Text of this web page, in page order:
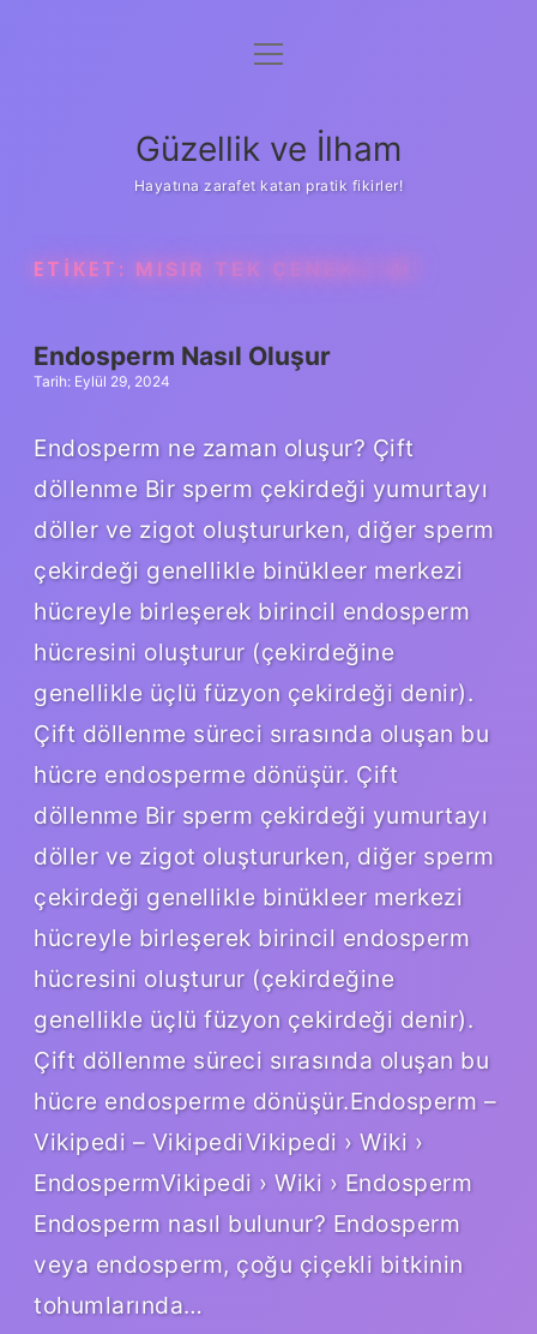
Anasayfa
Yasal Uyarı
menüyü
Güzellik ve İlham
Hayatına zarafet katan pratik fikirler!
ETIKET: MISIR TEK ÇENEKLI MI
Endosperm Nasıl Oluşur
Tarih: Eylül 29, 2024
Endosperm ne zaman oluşur? Çift
döllenme Bir sperm çekirdeği yumurtayı
döller ve zigot oluştururken, diğer sperm
çekirdeği genellikle binükleer merkezi
hücreyle birleşerek birincil endosperm
hücresini oluşturur (çekirdeğine
genellikle üçlü füzyon çekirdeği denir).
Çift döllenme süreci sırasında oluşan bu
hücre endosperme dönüşür. Çift
döllenme Bir sperm çekirdeği yumurtayı
döller ve zigot oluştururken, diğer sperm
çekirdeği genellikle binükleer merkezi
hücreyle birleşerek birincil endosperm
hücresini oluşturur (çekirdeğine
genellikle üçlü füzyon çekirdeği denir).
Çift döllenme süreci sırasında oluşan bu
hücre endosperme dönüşür.Endosperm –
Vikipedi – VikipediVikipedi › Wiki ›
EndospermVikipedi › Wiki › Endosperm
Endosperm nasıl bulunur? Endosperm
veya endosperm, çoğu çiçekli bitkinin
tohumlarında…